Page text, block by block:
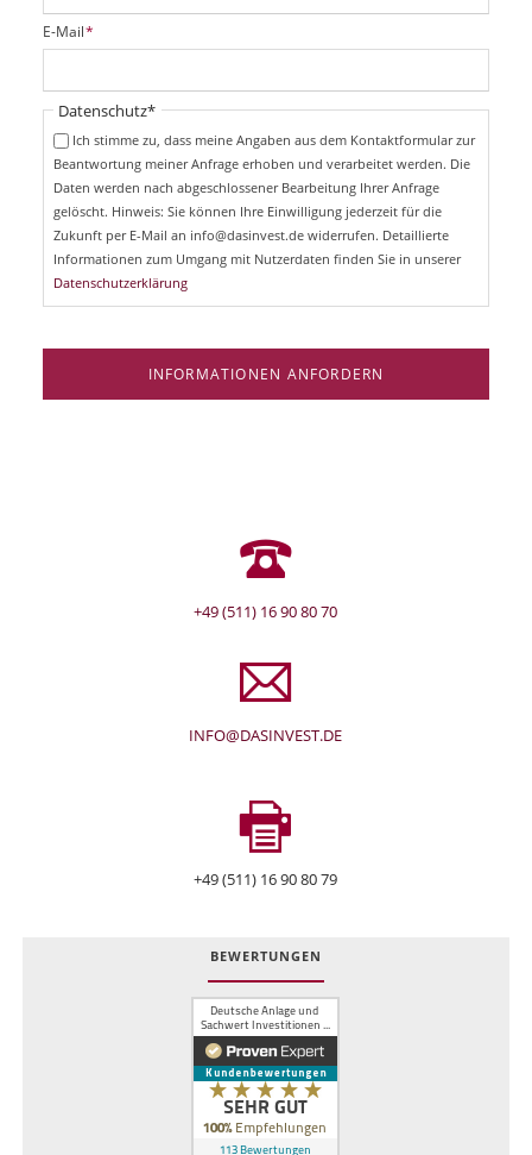
i
c
t
f
P
f
i
E-Mail*
Pflichtfeld
Datenschutz*
Ich stimme zu, dass meine Angaben aus dem Kontaktformular zur
Beantwortung meiner Anfrage erhoben und verarbeitet werden. Die
Daten werden nach abgeschlossener Bearbeitung Ihrer Anfrage
gelöscht. Hinweis: Sie können Ihre Einwilligung jederzeit für die
Zukunft per E-Mail an info@dasinvest.de widerrufen. Detaillierte
Informationen zum Umgang mit Nutzerdaten finden Sie in unserer
Datenschutzerklärung
INFORMATIONEN ANFORDERN
+49 (511) 16 90 80 70
INFO@DASINVEST.DE
+49 (511) 16 90 80 79
BEWERTUNGEN